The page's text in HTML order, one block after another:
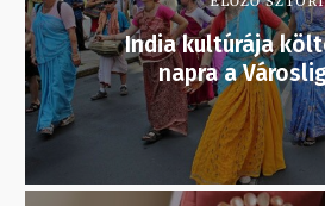
India kultúrája
napra a